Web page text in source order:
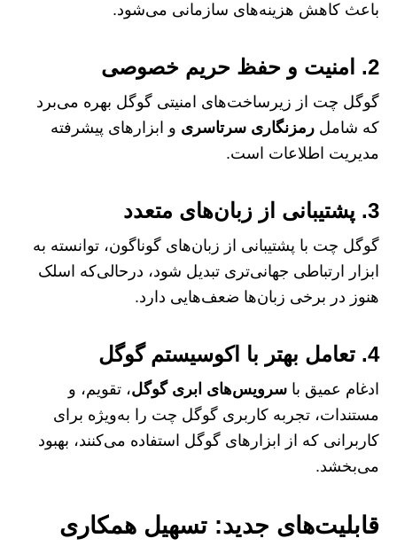
باعث کاهش هزینه‌های سازمانی می‌شود.
2. امنیت و حفظ حریم خصوصی
گوگل چت از زیرساخت‌های امنیتی گوگل بهره می‌برد
که شامل رمزنگاری سرتاسری و ابزارهای پیشرفته
مدیریت اطلاعات است.
3. پشتیبانی از زبان‌های متعدد
گوگل چت با پشتیبانی از زبان‌های گوناگون، توانسته به
ابزار ارتباطی جهانی‌تری تبدیل شود، درحالی‌که اسلک
هنوز در برخی زبان‌ها ضعف‌هایی دارد.
4. تعامل بهتر با اکوسیستم گوگل
ادغام عمیق با سرویس‌های ابری گوگل، تقویم، و
مستندات، تجربه کاربری گوگل چت را به‌ویژه برای
کاربرانی که از ابزارهای گوگل استفاده می‌کنند، بهبود
می‌بخشد.
قابلیت‌های جدید: تسهیل همکاری